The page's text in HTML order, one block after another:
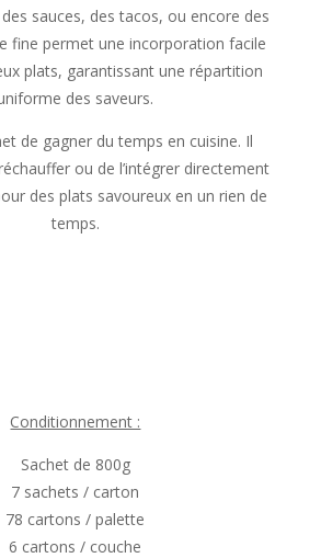
sauces, des tacos, ou encore des
fine permet une incorporation facile
plats, garantissant une répartition
des saveurs.
de gagner du temps en cuisine. Il
ou de l’intégrer directement
des plats savoureux en un rien de
temps.
Conditionnement :
Sachet de 800g
7 sachets / carton
78 cartons / palette
6 cartons / couche